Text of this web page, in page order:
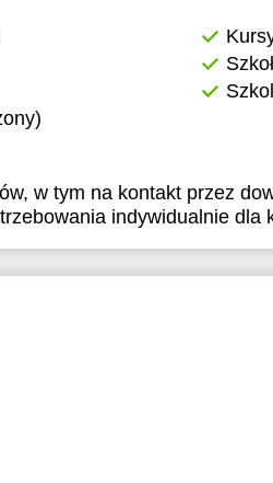
w tym na kontakt przez
indywidualnie dla